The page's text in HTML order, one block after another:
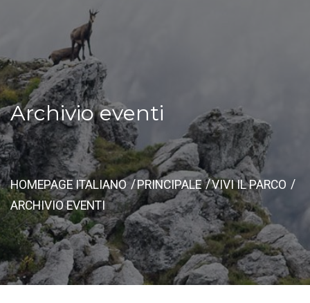
Archivio eventi
HOMEPAGE ITALIANO PRINCIPALE
VIVI IL PARCO
ARCHIVIO EVENTI